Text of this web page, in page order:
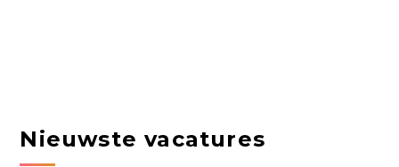
Nieuwste vacatures